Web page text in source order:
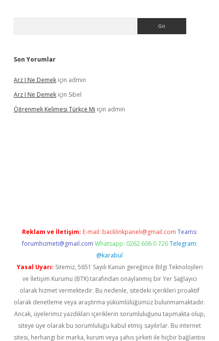
Son Yorumlar
Arz I Ne Demek için admin
Arz I Ne Demek için Sibel
Öğrenmek Kelimesi Türkçe Mi için admin
Reklam ve İletişim: E-mail: backlinkpaneli@gmail.com Teams:
forumhizmeti@gmail.com Whatsapp: 0262 606 0 726 Telegram:
@karabul
Yasal Uyarı: Sitemiz, 5651 Sayılı Kanun gereğince Bilgi Teknolojileri
ve İletişim Kurumu (BTK) tarafından onaylanmış bir Yer Sağlayıcı
olarak hizmet vermektedir. Bu nedenle, sitedeki içerikleri proaktif
olarak denetleme veya araştırma yükümlülüğümüz bulunmamaktadır.
Ancak, üyelerimiz yazdıkları içeriklerin sorumluluğunu taşımakta olup,
siteye üye olarak bu sorumluluğu kabul etmiş sayılırlar. Bu internet
sitesi, herhangi bir marka, kurum veya şahıs şirketi ile hiçbir bağlantısı